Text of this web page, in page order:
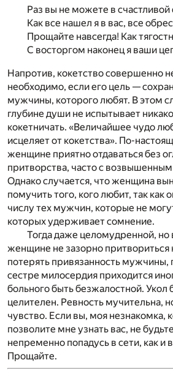
Раз вы не можете в счастливой
Как все нашел я в вас, все
Прощайте навсегда! Как
С восторгом наконец я ваши
Напротив, кокетство совершенно
необходимо, если его цель —
мужчины, которого любят. В этом
глубине души не испытывает
кокетничать. «Величайшее чудо
исцеляет от кокетства». По-
женщине приятно отдаваться без
притворства, часто с
Однако случается, что женщина
помучить того, кого любит, так как
числу тех мужчин, которые не
которых удерживает сомнение.
Тогда даже целомудренной,
женщине не зазорно притвориться
потерять привязанность мужчины,
сестре милосердия приходится
больного быть безжалостной. Укол
целителен. Ревность мучительна,
чувство. Если вы, моя незнакомка,
позволите мне узнать вас, не
непременно попадусь в сети, как и
Прощайте.